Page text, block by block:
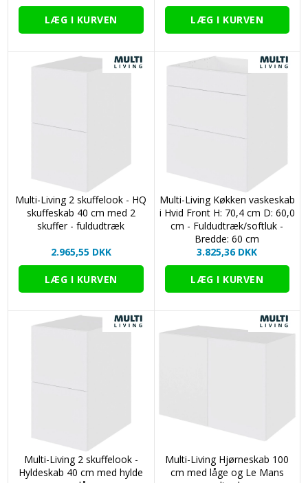
Multi-Living 2 skuffelook - HQ
skuffeskab 40 cm med 2
skuffer - fuldudtræk
2.965,55 DKK
Multi-Living Køkken vaskeskab
i Hvid Front H: 70,4 cm D: 60,0
cm - Fuldudtræk/softluk -
Bredde: 60 cm
3.825,36 DKK
Multi-Living 2 skuffelook -
Hyldeskab 40 cm med hylde
Multi-Living Hjørneskab 100
cm med låge og Le Mans